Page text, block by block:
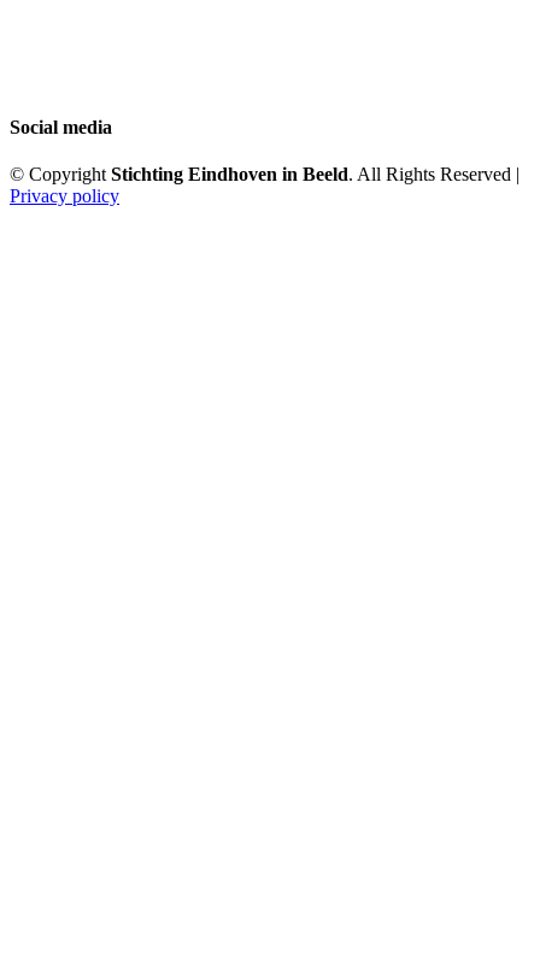
Social media
© CopyrightStichting Eindhoven in Beeld. All Rights Reserved |
Privacy policy